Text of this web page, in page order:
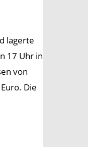
lagerte
17 Uhr in
von
Die